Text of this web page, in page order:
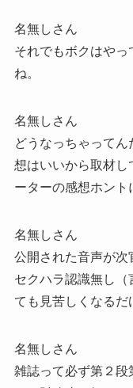
名無しさん
それでもボクはやっ
ね。
名無しさん
どうなっちゃって
想はいいから取材し
ーターの感想ホント
名無しさん
公開された音声が次
セクハラ認識無し（
ても見苦しくなるだ
名無しさん
雑誌って必ず第２段